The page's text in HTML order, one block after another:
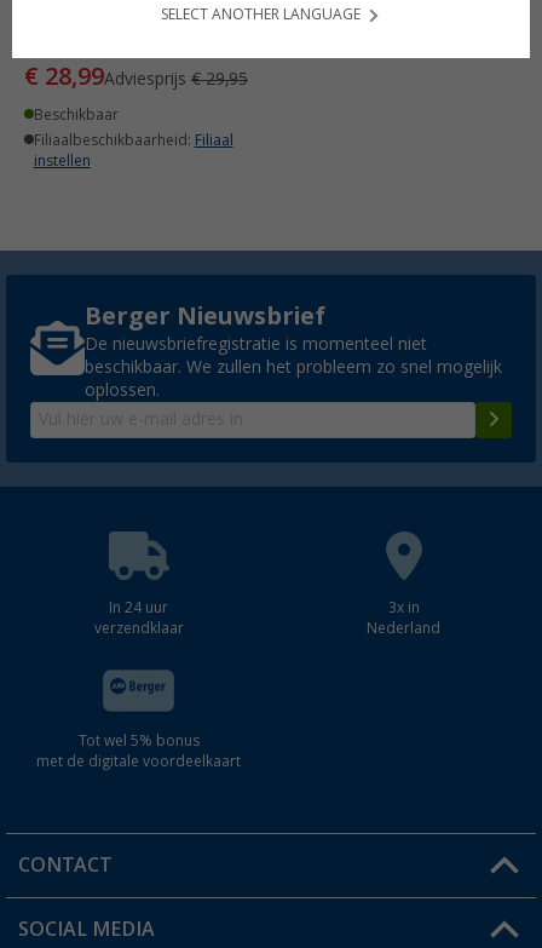
€ 28,99Adviesprijs € 29,95
Beschikbaar
Filiaalbeschikbaarheid: Filiaal
instellen
Berger Nieuwsbrief
De nieuwsbriefregistratie is momenteel niet
beschikbaar. We zullen het probleem zo snel mogelijk
oplossen.
In 24 uur
verzendklaar
3x in
Nederland
Tot wel 5% bonus
met de digitale voordeelkaart
CONTACT
Een vraag?
SOCIAL MEDIA
SELECT ANOTHER LANGUAGE